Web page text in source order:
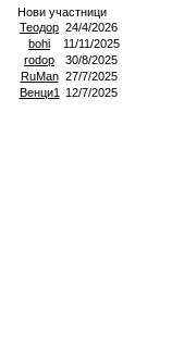
Нови участници
Теодор 24/4/2026
bohi
11/11/2025
rodop
30/8/2025
RuMan 27/7/2025
Венци1
12/7/2025